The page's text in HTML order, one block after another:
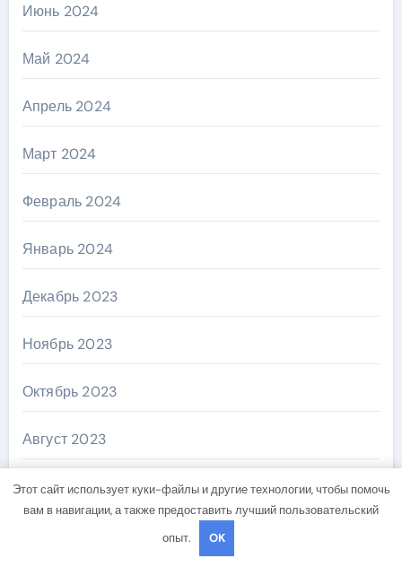
Июнь 2024
Май 2024
Апрель 2024
Март 2024
Февраль 2024
Январь 2024
Декабрь 2023
Ноябрь 2023
Октябрь 2023
Август 2023
Декабрь 2022
Этот сайт использует куки-файлы и другие технологии, чтобы помочь
вам в навигации, а также предоставить лучший пользовательский
опыт.
OK